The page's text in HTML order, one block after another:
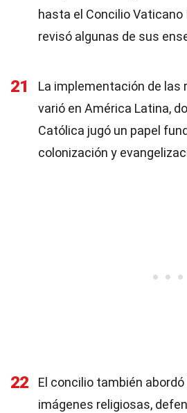
hasta el Concilio Vaticano
revisó algunas de sus
21
La implementación de
varió en América Latina,
Católica jugó un papel
colonización y
22
El concilio también
imágenes religiosas,